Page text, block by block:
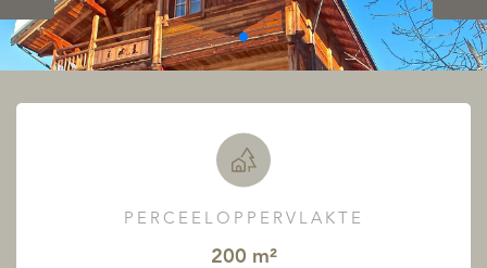
PERCEELOPPERVLAKTE
200 m²